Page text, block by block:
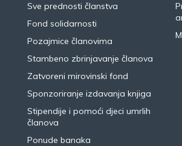
Sve prednosti članstva
Fond solidarnosti
Pozajmice članovima
Stambeno zbrinjavanje članova
Zatvoreni mirovinski fond
Sponzoriranje izdavanja knjiga
Stipendije i pomoći djeci umrlih
članova
Ponude banaka